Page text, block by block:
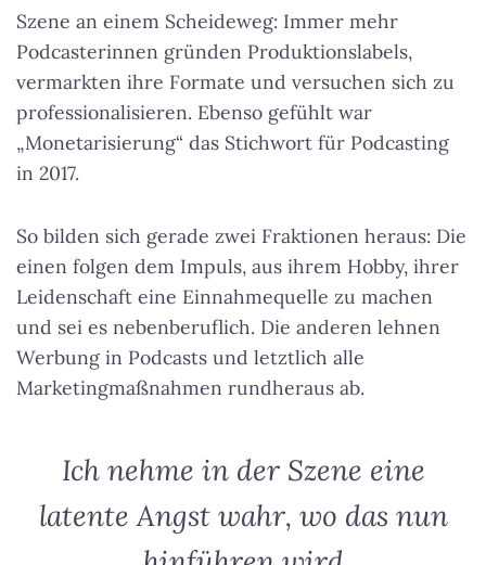
Szene an einem Scheideweg: Immer mehr
Podcasterinnen gründen Produktionslabels,
vermarkten ihre Formate und versuchen sich zu
professionalisieren. Ebenso gefühlt war
„Monetarisierung“ das Stichwort für Podcasting
in 2017.
So bilden sich gerade zwei Fraktionen heraus: Die
einen folgen dem Impuls, aus ihrem Hobby, ihrer
Leidenschaft eine Einnahmequelle zu machen
und sei es nebenberuflich. Die anderen lehnen
Werbung in Podcasts und letztlich alle
Marketingmaßnahmen rundheraus ab.
Ich nehme in der Szene eine
latente Angst wahr, wo das nun